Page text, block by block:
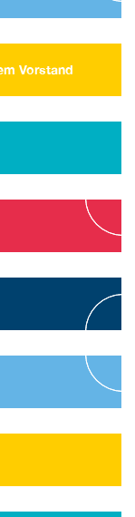
Vorstand